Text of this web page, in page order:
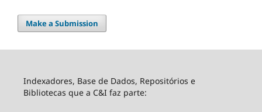
Make a Submission
Indexadores, Base de Dados, Repositórios e
Bibliotecas que a C&I faz parte: